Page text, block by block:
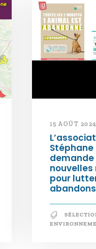
15 AOÛT 2024
demande
nouvelles
pour